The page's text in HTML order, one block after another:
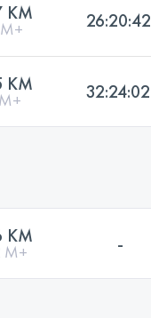
KM 26:20:42
KM 32:24:02
KM
M+ -